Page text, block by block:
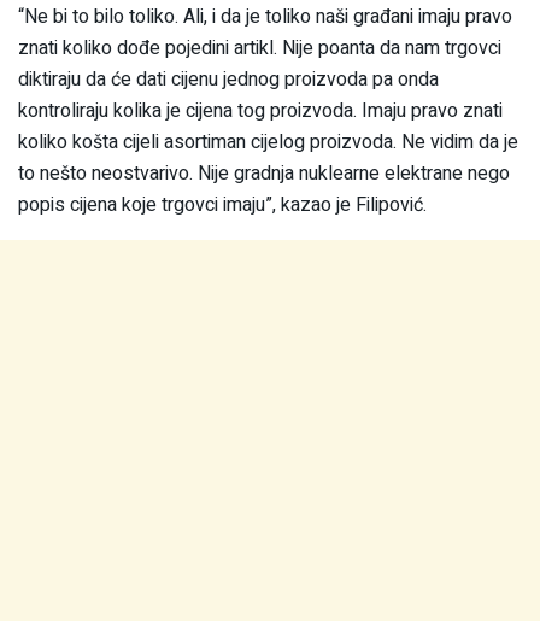
“Ne bi to bilo toliko. Ali, i da je toliko naši građani imaju pravo
znati koliko dođe pojedini artikl. Nije poanta da nam trgovci
diktiraju da će dati cijenu jednog proizvoda pa onda
kontroliraju kolika je cijena tog proizvoda. Imaju pravo znati
koliko košta cijeli asortiman cijelog proizvoda. Ne vidim da je
to nešto neostvarivo. Nije gradnja nuklearne elektrane nego
popis cijena koje trgovci imaju”, kazao je Filipović.